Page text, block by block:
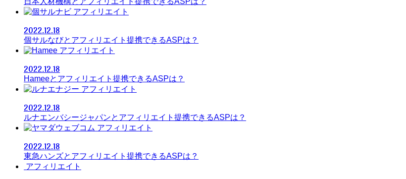
アフィリエイト
2022.12.18
個サルなびとアフィリエイト提携できるASPは？
アフィリエイト
2022.12.18
Hameeとアフィリエイト提携できるASPは？
アフィリエイト
2022.12.18
ルナエンバシージャパンとアフィリエイト提携できるASPは？
アフィリエイト
2022.12.18
東急ハンズとアフィリエイト提携できるASPは？
アフィリエイト